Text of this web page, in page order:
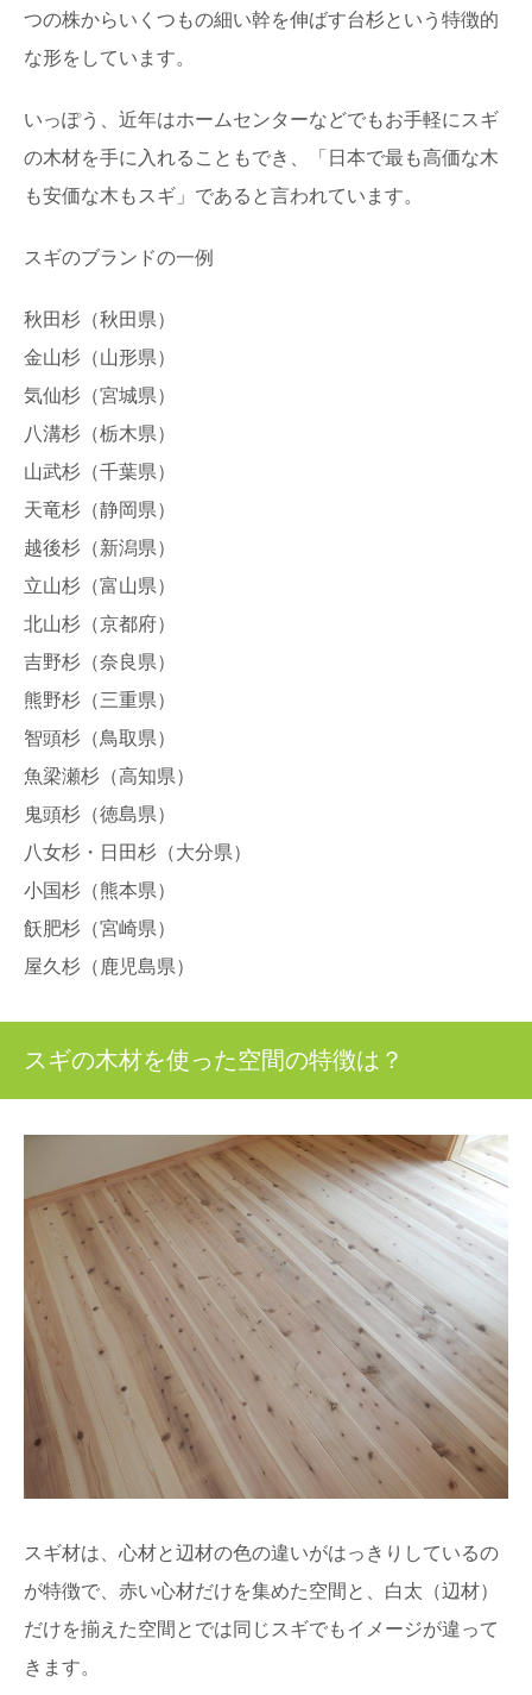
つの株からいくつもの細い幹を伸ばす台杉という特徴的
な形をしています。
いっぽう、近年はホームセンターなどでもお手軽にスギ
の木材を手に入れることもでき、「日本で最も高価な木
も安価な木もスギ」であると言われています。
スギのブランドの一例
秋田杉（秋田県）
金山杉（山形県）
気仙杉（宮城県）
八溝杉（栃木県）
山武杉（千葉県）
天竜杉（静岡県）
越後杉（新潟県）
立山杉（富山県）
北山杉（京都府）
吉野杉（奈良県）
熊野杉（三重県）
智頭杉（鳥取県）
魚梁瀬杉（高知県）
鬼頭杉（徳島県）
八女杉・日田杉（大分県）
小国杉（熊本県）
飫肥杉（宮崎県）
屋久杉（鹿児島県）
スギの木材を使った空間の特徴は？
スギ材は、心材と辺材の色の違いがはっきりしているの
が特徴で、赤い心材だけを集めた空間と、白太（辺材）
だけを揃えた空間とでは同じスギでもイメージが違って
きます。